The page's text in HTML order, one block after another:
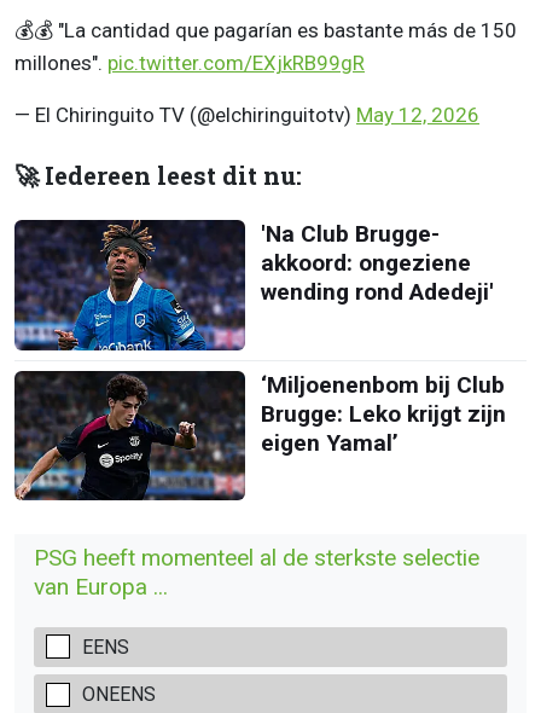
💰💰 "La cantidad que pagarían es bastante más de 150
millones". pic.twitter.com/EXjkRB99gR
— El Chiringuito TV (@elchiringuitotv) May 12, 2026
🚀 Iedereen leest dit nu:
'Na Club Brugge-
akkoord: ongeziene
wending rond Adedeji'
‘Miljoenenbom bij Club
Brugge: Leko krijgt zijn
eigen Yamal’
PSG heeft momenteel al de sterkste selectie
van Europa ...
EENS
ONEENS